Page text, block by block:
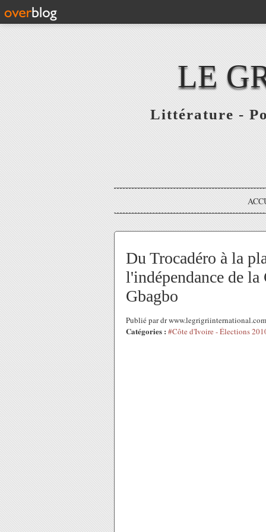
LE
Littérature -
Du Trocadéro à la
l'indépendance de
Gbagbo
Publié par dr
Catégories : #Côte d'Ivoire - Élections